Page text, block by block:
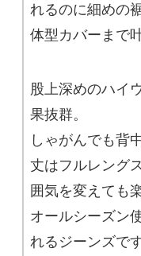
れるのに細めの
体型カバーまで
股上深めのハイ
果抜群。
しゃがんでも背
丈はフルレング
囲気を変えても
オールシーズン
れるジーンズです